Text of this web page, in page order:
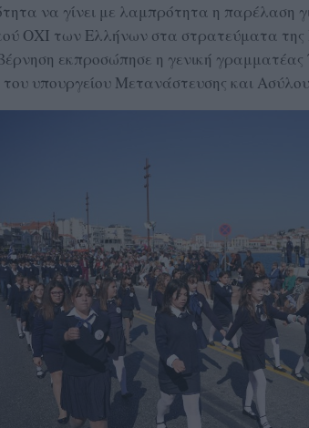
να γίνει με λαμπρότητα η παρέλαση
ΟΧΙ των Ελλήνων στα στρατεύματα της
εκπροσώπησε η γενική
υπουργείου Μετανάστευσης και